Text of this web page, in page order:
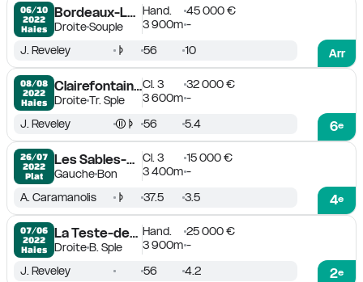
06/10
2022
Haies
Bordeaux-Le Bouscat
DroiteSouple
Hand.
45 000 €
3 900m -
Arr
J. Reveley 56 10
08/08
2022
Haies
Clairefontaine-Deauville
DroiteTr. Sple
Cl. 3
32 000 €
3 600m -
6e
J. Reveley 56 5.4
26/07
2022
Plat
Les Sables-d'Olonne
GaucheBon
Cl. 3
15 000 €
3 400m -
4e
A. Caramanolis 37.5 3.5
07/06
2022
Haies
La Teste-de-Buch
DroiteB. Sple
Hand.
25 000 €
3 900m -
2e
J. Reveley 56 4.2